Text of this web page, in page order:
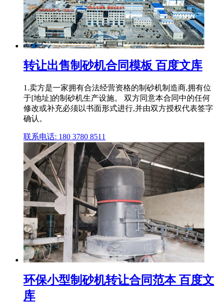
转让出售制砂机合同模板 百度文库
1.卖方是一家拥有合法经营资格的制砂机制造商,拥有位
于[地址]的制砂机生产设施。 双方同意本合同中的任何
修改或补充必须以书面形式进行,并由双方授权代表签字
确认。
联系电话: 180 3780 8511
环保小型制砂机转让合同范本 百度文
库